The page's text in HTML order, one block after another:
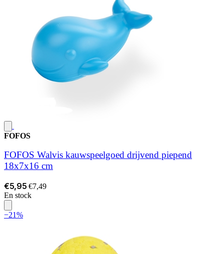
FOFOS
FOFOS Walvis kauwspeelgoed drijvend piepend
18x7x16 cm
€5,95 €7,49
En stock
−21%